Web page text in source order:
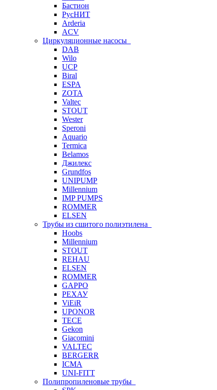
Бастион
РусНИТ
Arderia
ACV
Циркуляционные насосы
DAB
Wilo
UCP
Biral
ESPA
ZOTA
Valtec
STOUT
Wester
Speroni
Aquario
Termica
Belamos
Джилекс
Grundfos
UNIPUMP
Millennium
IMP PUMPS
ROMMER
ELSEN
Трубы из сшитого полиэтилена
Hoobs
Millennium
STOUT
REHAU
ELSEN
ROMMER
GAPPO
РЕХАУ
ViEiR
UPONOR
TECE
Gekon
Giacomini
VALTEC
BERGERR
ICMA
UNI-FITT
Полипропиленовые трубы